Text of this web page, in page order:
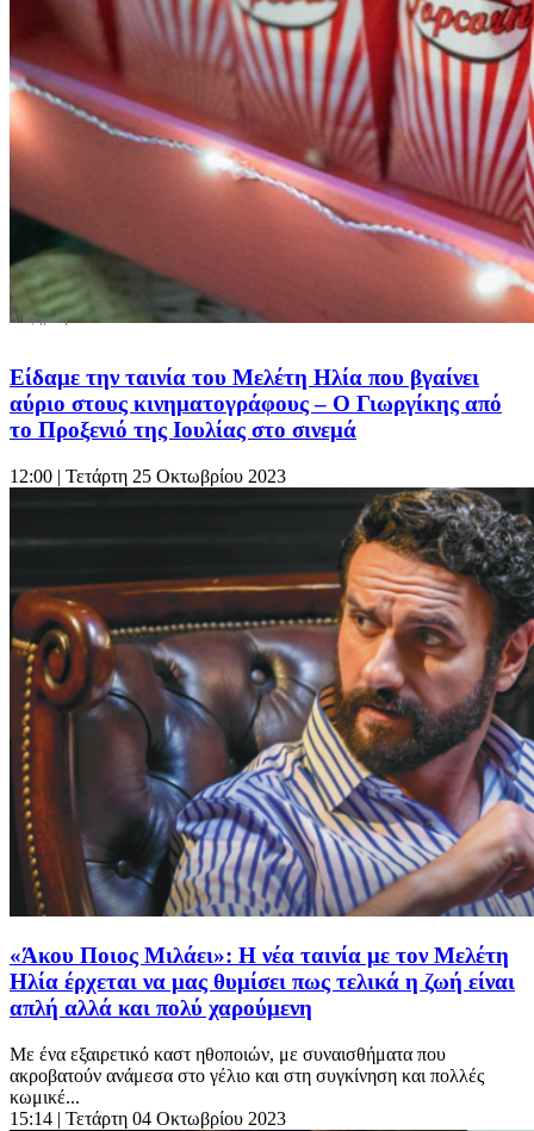
Είδαμε την ταινία του Μελέτη Ηλία που βγαίνει
αύριο στους κινηματογράφους – Ο Γιωργίκης από
το Προξενιό της Ιουλίας στο σινεμά
12:00 | Τετάρτη 25 Οκτωβρίου 2023
«Άκου Ποιος Μιλάει»: Η νέα ταινία με τον Μελέτη
Ηλία έρχεται να μας θυμίσει πως τελικά η ζωή είναι
απλή αλλά και πολύ χαρούμενη
Με ένα εξαιρετικό καστ ηθοποιών, με συναισθήματα που
ακροβατούν ανάμεσα στο γέλιο και στη συγκίνηση και πολλές
κωμικέ...
15:14 | Τετάρτη 04 Οκτωβρίου 2023